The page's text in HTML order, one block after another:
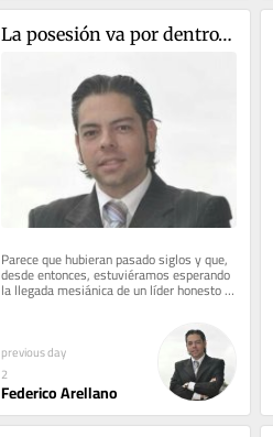
La posesión va por dentro…
Parece que hubieran pasado siglos y que,
desde entonces, estuviéramos esperando
la llegada mesiánica de un líder honesto y
capaz de llevar las...
previous day
2
Federico Arellano